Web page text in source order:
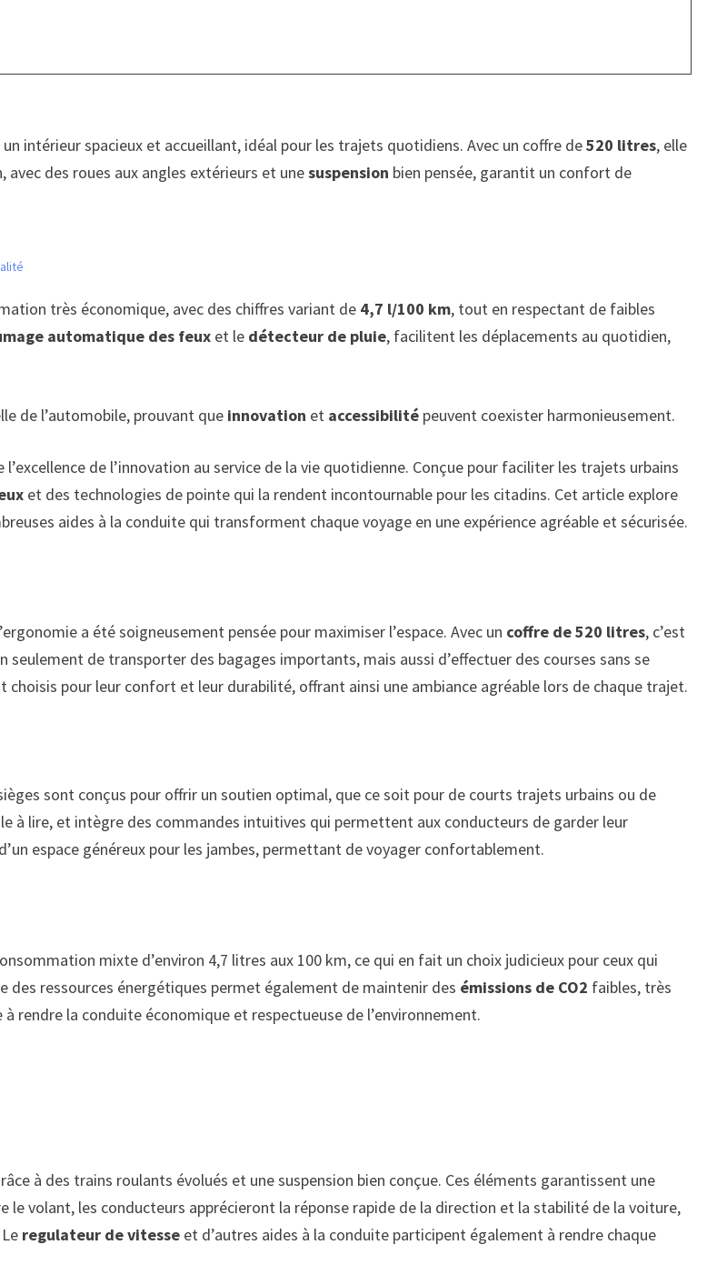
intérieur spacieux et accueillant, idéal pour les trajets quotidiens. Avec un coffre de520 litres, elle
des roues aux angles extérieurs et unesuspension bien pensée, garantit un confort de
très économique, avec des chiffres variant de 4,7 l/100 km, tout en respectant de faibles
automatique des feux et le détecteur de pluie, facilitent les déplacements au quotidien,
de l’automobile, prouvant que innovation et accessibilité peuvent coexister harmonieusement.
de l’innovation au service de la vie quotidienne. Conçue pour faciliter les trajets urbains
et des technologies de pointe qui la rendent incontournable pour les citadins. Cet article explore
aides à la conduite qui transforment chaque voyage en une expérience agréable et sécurisée.
a été soigneusement pensée pour maximiser l’espace. Avec un coffre de 520 litres, c’est
seulement de transporter des bagages importants, mais aussi d’effectuer des courses sans se
pour leur confort et leur durabilité, offrant ainsi une ambiance agréable lors de chaque trajet.
sont conçus pour offrir un soutien optimal, que ce soit pour de courts trajets urbains ou de
à lire, et intègre des commandes intuitives qui permettent aux conducteurs de garder leur
espace généreux pour les jambes, permettant de voyager confortablement.
mixte d’environ 4,7 litres aux 100 km, ce qui en fait un choix judicieux pour ceux qui
des ressources énergétiques permet également de maintenir des émissions de CO2 faibles, très
rendre la conduite économique et respectueuse de l’environnement.
à des trains roulants évolués et une suspension bien conçue. Ces éléments garantissent une
le volant, les conducteurs apprécieront la réponse rapide de la direction et la stabilité de la voiture,
regulateur de vitesse et d’autres aides à la conduite participent également à rendre chaque